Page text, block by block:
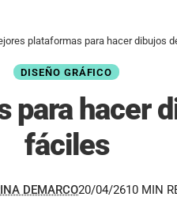
plataformas para hacer dibujos
DISEÑO GRÁFICO
para hacer
fáciles
DEMARCO20/04/2610 MIN